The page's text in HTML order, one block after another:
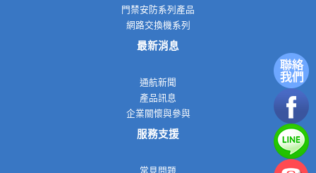
門禁安防系列產品
網路交換機系列
最新消息
通航新聞
產品訊息
企業關懷與參與
服務支援
常見問題